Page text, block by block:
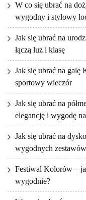
W co się ubrać na
wygodny i stylowy
Jak się ubrać na
łączą luz i klasę
Jak się ubrać na
sportowy wieczór
Jak się ubrać na
elegancję i wygodę
Jak się ubrać na
wygodnych
Festiwal Kolorów –
wygodnie?